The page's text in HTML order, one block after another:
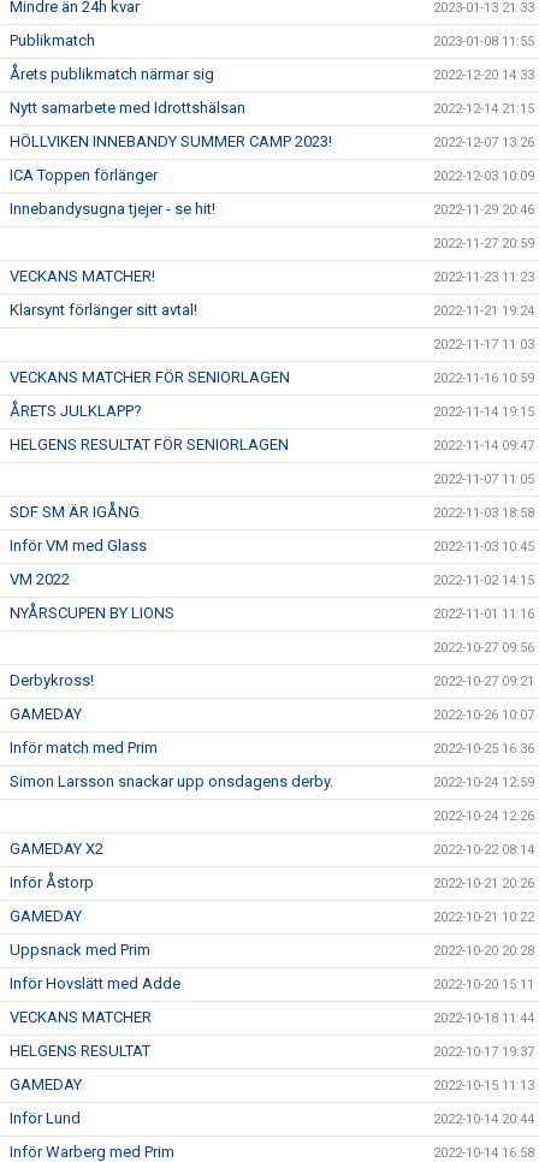
Mindre än 24h kvar 2023-01-13 21:33
Publikmatch 2023-01-08 11:55
Årets publikmatch närmar sig 2022-12-20 14:33
Nytt samarbete med Idrottshälsan 2022-12-14 21:15
HÖLLVIKEN INNEBANDY SUMMER CAMP 2023! 2022-12-07 13:26
ICA Toppen förlänger 2022-12-03 10:09
Innebandysugna tjejer - se hit! 2022-11-29 20:46
2022-11-27 20:59
VECKANS MATCHER! 2022-11-23 11:23
Klarsynt förlänger sitt avtal! 2022-11-21 19:24
2022-11-17 11:03
VECKANS MATCHER FÖR SENIORLAGEN 2022-11-16 10:59
ÅRETS JULKLAPP? 2022-11-14 19:15
HELGENS RESULTAT FÖR SENIORLAGEN 2022-11-14 09:47
2022-11-07 11:05
SDF SM ÄR IGÅNG 2022-11-03 18:58
Inför VM med Glass 2022-11-03 10:45
VM 2022 2022-11-02 14:15
NYÅRSCUPEN BY LIONS 2022-11-01 11:16
2022-10-27 09:56
Derbykross! 2022-10-27 09:21
GAMEDAY 2022-10-26 10:07
Inför match med Prim 2022-10-25 16:36
Simon Larsson snackar upp onsdagens derby. 2022-10-24 12:59
2022-10-24 12:26
GAMEDAY X2 2022-10-22 08:14
Inför Åstorp 2022-10-21 20:26
GAMEDAY 2022-10-21 10:22
Uppsnack med Prim 2022-10-20 20:28
Inför Hovslätt med Adde 2022-10-20 15:11
VECKANS MATCHER 2022-10-18 11:44
HELGENS RESULTAT 2022-10-17 19:37
GAMEDAY 2022-10-15 11:13
Inför Lund 2022-10-14 20:44
Inför Warberg med Prim 2022-10-14 16:58